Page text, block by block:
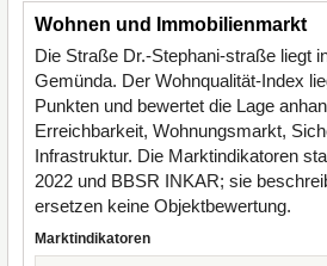
Wohnen und Immobilienmarkt
Die Straße Dr.-Stephani-straße liegt
Gemünda. Der Wohnqualität-Index
Punkten und bewertet die Lage
Erreichbarkeit, Wohnungsmarkt,
Infrastruktur. Die Marktindikatoren
2022 und BBSR INKAR; sie
ersetzen keine Objektbewertung.
Marktindikatoren